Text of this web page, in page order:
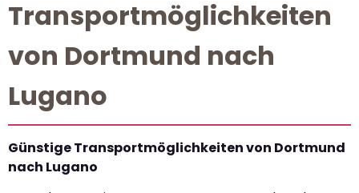
Transportmöglichkeiten
von Dortmund nach
Lugano
Günstige Transportmöglichkeiten von Dortmund
nach Lugano